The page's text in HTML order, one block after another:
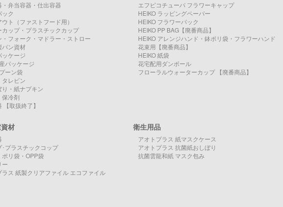
・弁当容器・仕出容器
ック
ト（ファストフード用）
カップ・プラスチックカップ
・フォーク・マドラー・ストロー
パン資材
ッケージ
パッケージ
ーン袋
レビン
り・紙ナプキン
保冷剤
【取扱終了】
エフピコチューパ フラワーキャップ
HEIKO ラッピングペーパー
HEIKO フラワーパック
HEIKO PP BAG【廃番商品】
HEIKO アレンジハンド・鉢ポリ袋・フラワーハンド
花束用【廃番商品】
HEIKO 紙袋
花宅配用ダンボール
フローラルウォーターカップ 【廃番商品】
材
･プラスチックコップ
ポリ袋・OPP袋
ー
ラス 紙製クリアファイル エコファイル
衛生用品
アオトプラス 紙マスクケース
アオトプラス 抗菌紙おしぼり
抗菌雲龍和紙 マスク包み